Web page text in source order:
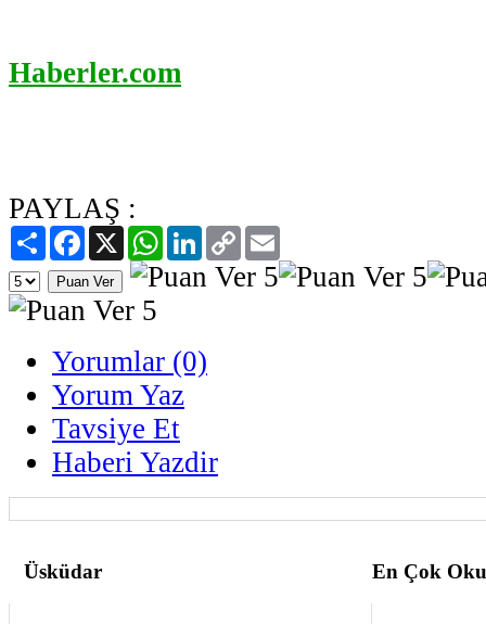
Haberler.com
PAYLAŞ :
PaylaşFacebook
X WhatsAppLinkedIn
Copy
Link
Yorumlar (0)
Yorum Yaz
Tavsiye Et
Haberi Yazdir
Üsküdar En Çok